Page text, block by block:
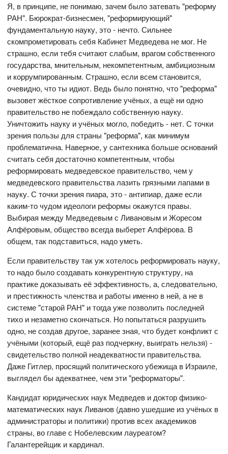
Я, в принципе, не понимаю, зачем было затевать "реформу
РАН". Бюрократ-бизнесмен, "реформирующий"
фундаментальную науку, это - нечто. Сильнее
скомпрометировать себя Кабинет Медведева не мог. Не
страшно, если тебя считают слабым, врагом собственного
государства, мнительным, некомпетентным, амбициозным
и коррумпированным. Страшно, если всем становится,
очевидно, что ты идиот. Ведь было понятно, что "реформа"
вызовет жёсткое сопротивление учёных, а ещё ни одно
правительство не побеждало собственную науку.
Уничтожить науку и учёных могло, победить - нет. С точки
зрения пользы для страны "реформа", как минимум
проблематична. Наверное, у сантехника больше оснований
считать себя достаточно компетентным, чтобы
реформировать медведевское правительство, чем у
медведевского правительства лазить грязными лапами в
науку. С точки зрения пиара, это - антипиар, даже если
каким-то чудом идеологи реформы окажутся правы.
Выбирая между Медведевым с Ливановым и Жоресом
Алфёровым, общество всегда выберет Алфёрова. В
общем, так подставиться, надо уметь.
Если правительству так уж хотелось реформировать науку,
то надо было создавать конкурентную структуру, на
практике доказывать её эффективность, а, следовательно,
и престижность членства и работы именно в ней, а не в
системе "старой РАН" и тогда уже позволить последней
тихо и незаметно скончаться. Но попытаться разрушить
одно, не создав другое, заранее зная, что будет конфликт с
учёными (который, ещё раз подчеркну, выиграть нельзя) -
свидетельство полной неадекватности правительства.
Даже Гитлер, просящий политического убежища в Израиле,
выглядел бы адекватнее, чем эти "реформаторы".
Кандидат юридических наук Медведев и доктор физико-
математических наук Ливанов (давно ушедшие из учёных в
администраторы и политики) против всех академиков
страны, во главе с Нобелевским лауреатом?
Галантерейщик и кардинал.